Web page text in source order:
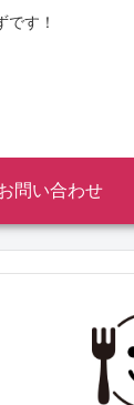
す！
問い合わせ